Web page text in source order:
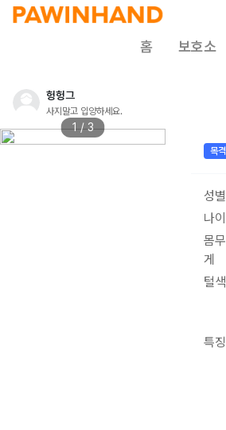
홈 보호소
헝헝그
사지말고 입양하세요.
1 / 3
목격
성별
나이
몸무
게
털색
특징